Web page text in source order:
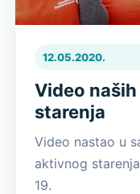
12.05.2020.
Video
starenja
Video nastao u
aktivnog
19.